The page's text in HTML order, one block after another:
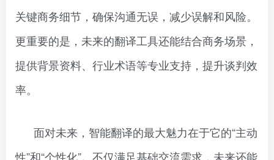
关键商务细节，确保沟通无误，减少误解和风险。
更重要的是，未来的翻译工具还能结合商务场景，
提供背景资料、行业术语等专业支持，提升谈判效
率。
面对未来，智能翻译的最大魅力在于它的“主动
性”和“个性化”。不仅满足基础交流需求，未来还能